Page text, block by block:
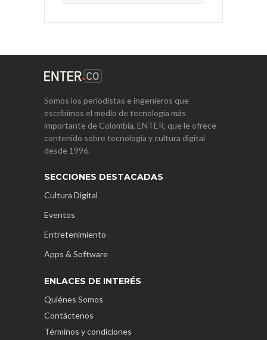
Somos los periodistas e ingenieros que
escribimos el medio de tecnología más
importante de Colombia, ENTER, que le ofrece
contenido sobre tecnología y cultura digital
desde 1996.
SECCIONES DESTACADAS
Cultura Digital
Eventos
Entretenimiento
Apps & Software
ENLACES DE INTERÉS
Quiénes Somos
Contáctenos
Términos y condiciones